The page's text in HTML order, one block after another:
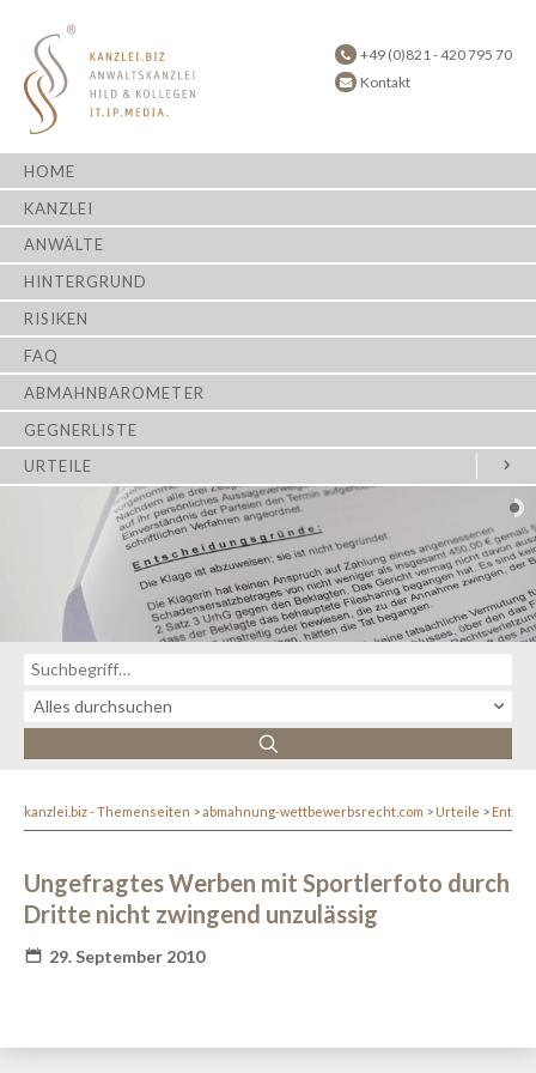
+49 (0)821 - 420 795 70
Kontakt
HOME
KANZLEI
ANWÄLTE
HINTERGRUND
RISIKEN
FAQ
ABMAHNBAROMETER
GEGNERLISTE
URTEILE
kanzlei.biz - Themenseiten abmahnung-wettbewerbsrecht.com Urteile
Ungefragtes Werben mit Sportlerfoto durch
Dritte nicht zwingend unzulässig
29. September 2010